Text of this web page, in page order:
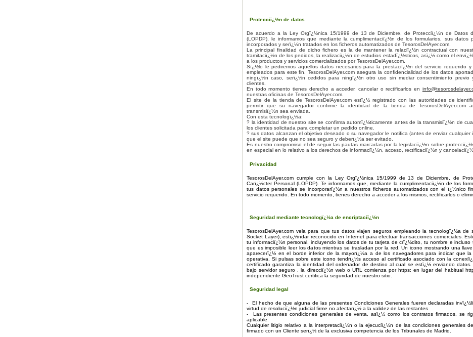
Protecciï¿½n de datos
De acuerdo a la Ley Orgï¿½nica 15/1999 de 13 de Diciembre, de Protecciï¿½n de Datos
(LOPDP), le informamos que mediante la cumplimentaciï¿½n de los formularios, sus datos
incorporados y serï¿½n tratados en los ficheros automatizados de TesorosDelAyer.com.
La principal finalidad de dicho fichero es la de mantener la relaciï¿½n contractual con
tramitaciï¿½n de los pedidos, la realizaciï¿½n de estudios estadï¿½sticos, asï¿½ como el
a los productos y servicios comercializados por TesorosDelAyer.com.
Sï¿½lo le pediremos aquellos datos necesarios para la prestaciï¿½n del servicio requerido
empleados para este fin. TesorosDelAyer.com asegura la confidencialidad de los datos
ningï¿½n caso, serï¿½n cedidos para ningï¿½n otro uso sin mediar consentimiento previo
clientes.
En todo momento tienes derecho a acceder, cancelar o rectificarlos en
nuestras oficinas de TesorosDelAyer.com.
El site de la tienda de TesorosDelAyer.com estï¿½ registrado con las autoridades de
permitir que su navegador confirme la identidad de la tienda de TesorosDelAyer.com
transmisiï¿½n sea enviada.
Con esta tecnologï¿½a:
? la identidad de nuestro site se confirma automï¿½ticamente antes de la transmisiï¿½n de
los clientes solicitada para completar un pedido online.
? sus datos alcanzan el objetivo deseado o su navegador le notifica (antes de enviar cualquier
que el site puede que no sea seguro y deberï¿½a ser evitado.
Es nuestro compromiso el de seguir las pautas marcadas por la legislaciï¿½n sobre
en especial en lo relativo a los derechos de informaciï¿½n, acceso, rectificaciï¿½n y
Privacidad
TesorosDelAyer.com cumple con la Ley Orgï¿½nica 15/1999 de 13 de Diciembre, de
Carï¿½cter Personal (LOPDP). Te informamos que, mediante la cumplimentaciï¿½n de los
tus datos personales se incorporarï¿½n a nuestros ficheros automatizados con el ï¿½nico
servicio requerido. En todo momento, tienes derecho a acceder a los mismos, rectificarlos o
Seguridad mediante tecnologï¿½a de encriptaciï¿½n
TesorosDelAyer.com vela para que tus datos viajen seguros empleando la tecnologï¿½a de
Socket Layer), estï¿½ndar reconocido en Internet para efectuar transacciones comerciales.
tu informaciï¿½n personal, incluyendo los datos de tu tarjeta de crï¿½dito, tu nombre e incluso
que es imposible leer los datos mientras se trasladan por la red. Un icono mostrando una
aparecerï¿½ en el borde inferior de la mayorï¿½a a de los navegadores para indicar que
operativa. Si pulsas sobre este icono tendrï¿½s acceso al certificado asociado con la
certificado garantiza la identidad del ordenador de destino al cual se estï¿½ enviando datos.
bajo servidor seguro , la direcciï¿½n web o URL comienza por https: en lugar del habitual
independiente GeoTrust certifica la seguridad de nuestro sitio.
Seguridad legal
- El hecho de que alguna de las presentes Condiciones Generales fueren declaradas
virtud de resoluciï¿½n judicial firme no afectarï¿½ a la validez de las restantes
- Las presentes condiciones generales de venta, asï¿½ como los contratos firmados, se
aplicable.
Cualquier litigio relativo a la interpretaciï¿½n o la ejecuciï¿½n de las condiciones generales
firmado con un Cliente serï¿½ de la exclusiva competencia de los Tribunales de Madrid.